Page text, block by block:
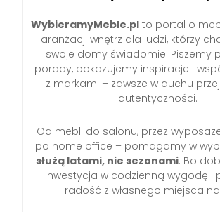
WybieramyMeble.plto portal o
i aranżacji wnętrz dla ludzi, którzy
swoje domy świadomie. Piszemy
porady, pokazujemy inspiracje i
z markami – zawsze w duchu
autentyczności.
Od mebli do salonu, przez
po home office – pomagamy w
służą latami, nie sezonami. Bo
inwestycja w codzienną wygodę i
radość z własnego miejsca